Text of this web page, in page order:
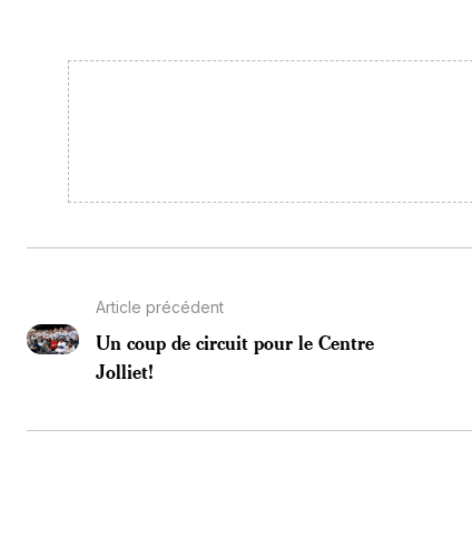
Article précédent
Un coup de circuit pour le Centre
Jolliet!